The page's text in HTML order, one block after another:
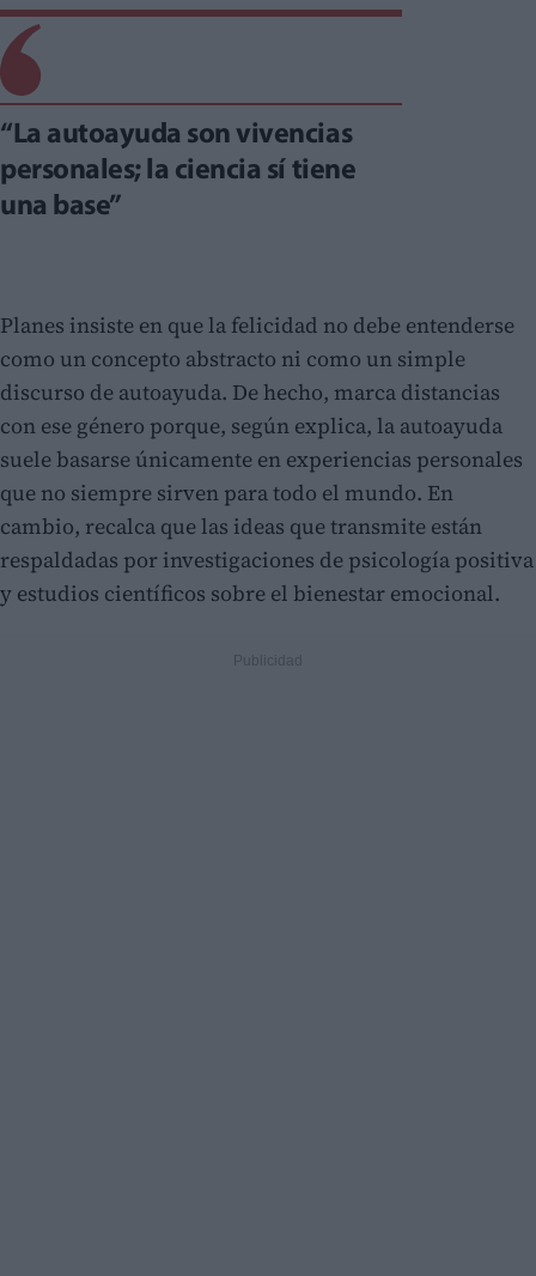
“La autoayuda son vivencias
personales; la ciencia sí tiene
una base”
Planes insiste en que la felicidad no debe entenderse
como un concepto abstracto ni como un simple
discurso de autoayuda. De hecho, marca distancias
con ese género porque, según explica, la autoayuda
suele basarse únicamente en experiencias personales
que no siempre sirven para todo el mundo. En
cambio, recalca que las ideas que transmite están
respaldadas por investigaciones de psicología positiva
y estudios científicos sobre el bienestar emocional.